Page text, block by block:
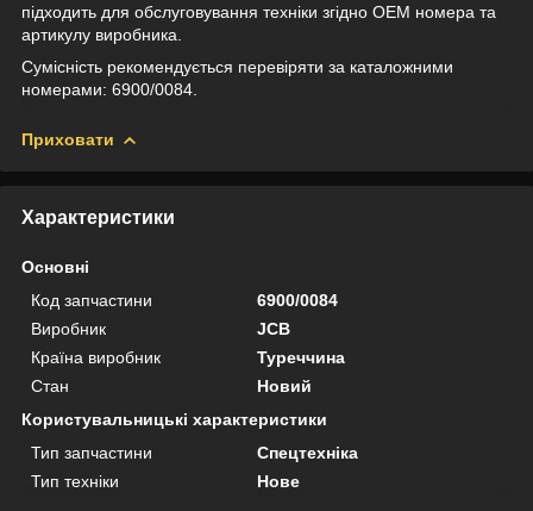
підходить для обслуговування техніки згідно OEM номера та
артикулу виробника.
Сумісність рекомендується перевіряти за каталожними
номерами: 6900/0084.
Приховати
Характеристики
Основні
Код запчастини
6900/0084
Виробник
JCB
Країна виробник
Туреччина
Стан
Новий
Користувальницькі характеристики
Тип запчастини
Спецтехніка
Тип техніки
Нове